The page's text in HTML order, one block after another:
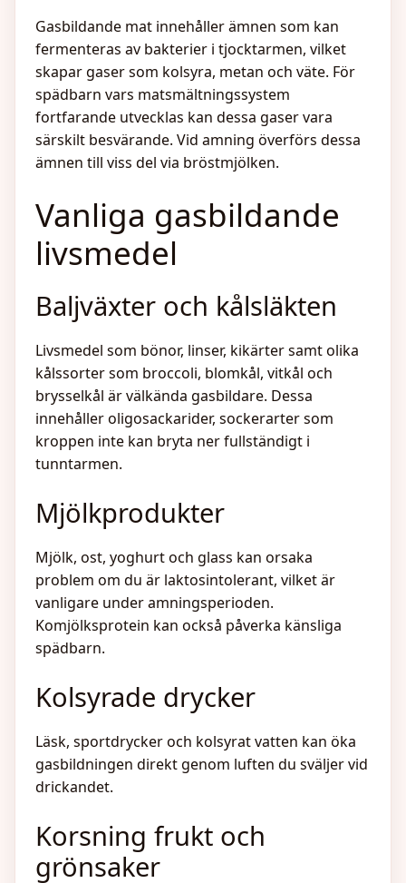
Gasbildande mat innehåller ämnen som kan
fermenteras av bakterier i tjocktarmen, vilket
skapar gaser som kolsyra, metan och väte. För
spädbarn vars matsmältningssystem
fortfarande utvecklas kan dessa gaser vara
särskilt besvärande. Vid amning överförs dessa
ämnen till viss del via bröstmjölken.
Vanliga gasbildande
livsmedel
Baljväxter och kålsläkten
Livsmedel som bönor, linser, kikärter samt olika
kålssorter som broccoli, blomkål, vitkål och
brysselkål är välkända gasbildare. Dessa
innehåller oligosackarider, sockerarter som
kroppen inte kan bryta ner fullständigt i
tunntarmen.
Mjölkprodukter
Mjölk, ost, yoghurt och glass kan orsaka
problem om du är laktosintolerant, vilket är
vanligare under amningsperioden.
Komjölksprotein kan också påverka känsliga
spädbarn.
Kolsyrade drycker
Läsk, sportdrycker och kolsyrat vatten kan öka
gasbildningen direkt genom luften du sväljer vid
drickandet.
Korsning frukt och
grönsaker